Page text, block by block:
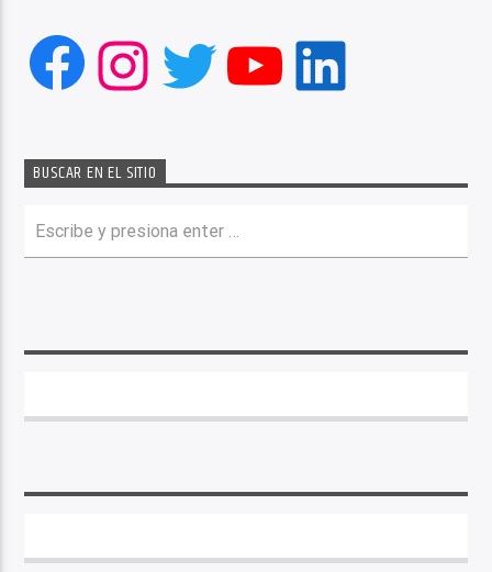
Facebook
Instagram
Twitter
YouTube
LinkedIn
BUSCAR EN EL SITIO